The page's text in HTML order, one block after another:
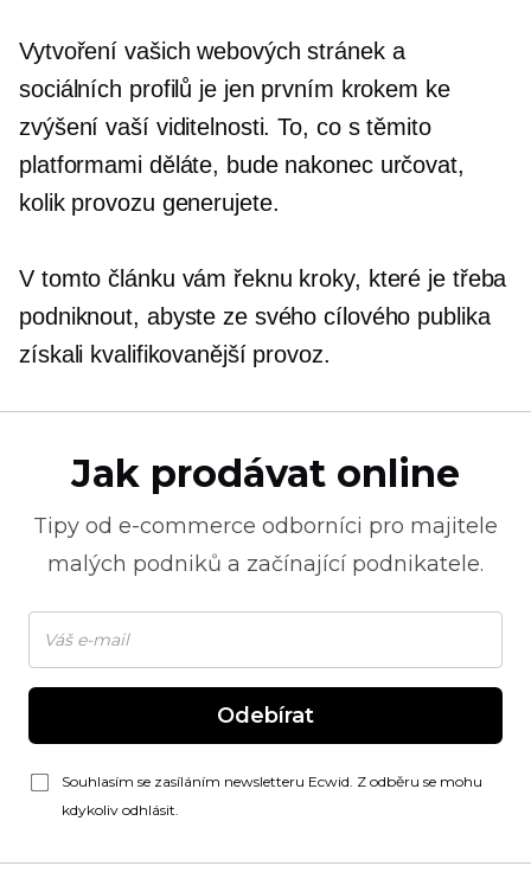
Vytvoření vašich webových stránek a
sociálních profilů je jen prvním krokem ke
zvýšení vaší viditelnosti. To, co s těmito
platformami děláte, bude nakonec určovat,
kolik provozu generujete.
V tomto článku vám řeknu kroky, které je třeba
podniknout, abyste ze svého cílového publika
získali kvalifikovanější provoz.
Jak prodávat online
Tipy od e-commerce odborníci pro majitele
malých podniků a začínající podnikatele.
Odebírat
Souhlasím se zasíláním newsletteru Ecwid. Z odběru se mohu
kdykoliv odhlásit.